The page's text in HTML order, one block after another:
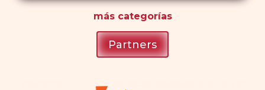
máscategorías
Partners